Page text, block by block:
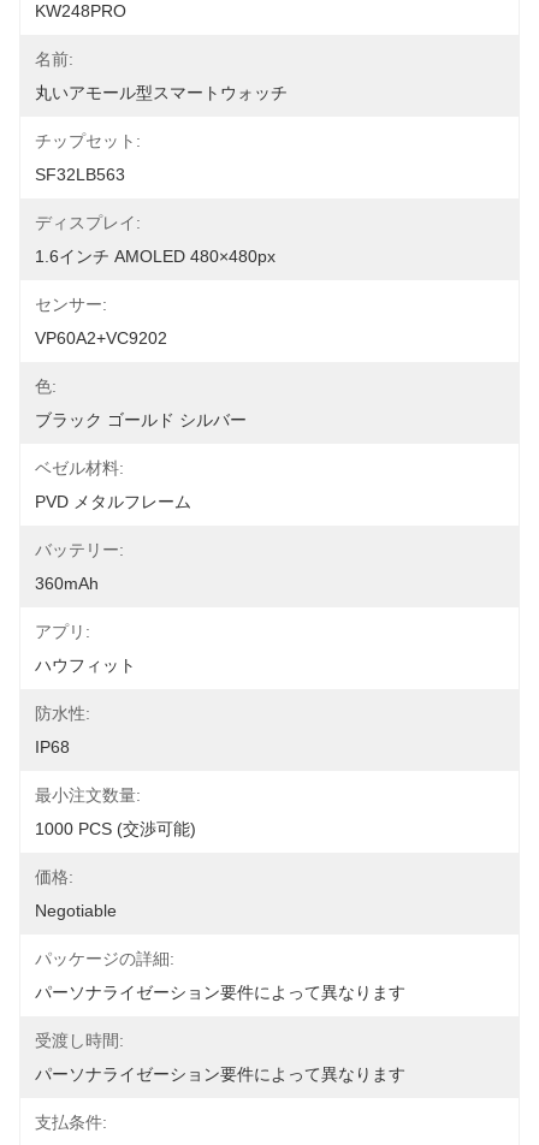
KW248PRO
名前:
丸いアモール型スマートウォッチ
チップセット:
SF32LB563
ディスプレイ:
1.6インチ AMOLED 480×480px
センサー:
VP60A2+VC9202
色:
ブラック ゴールド シルバー
ベゼル材料:
PVD メタルフレーム
バッテリー:
360mAh
アプリ:
ハウフィット
防水性:
IP68
最小注文数量:
1000 PCS (交渉可能)
価格:
Negotiable
パッケージの詳細:
パーソナライゼーション要件によって異なります
受渡し時間:
パーソナライゼーション要件によって異なります
支払条件: